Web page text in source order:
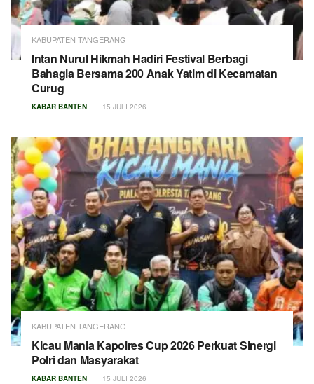
KABUPATEN TANGERANG
Intan Nurul Hikmah Hadiri Festival Berbagi
Bahagia Bersama 200 Anak Yatim di Kecamatan
Curug
KABAR BANTEN 15 JULI 2026
KABUPATEN TANGERANG
Kicau Mania Kapolres Cup 2026 Perkuat Sinergi
Polri dan Masyarakat
KABAR BANTEN 15 JULI 2026